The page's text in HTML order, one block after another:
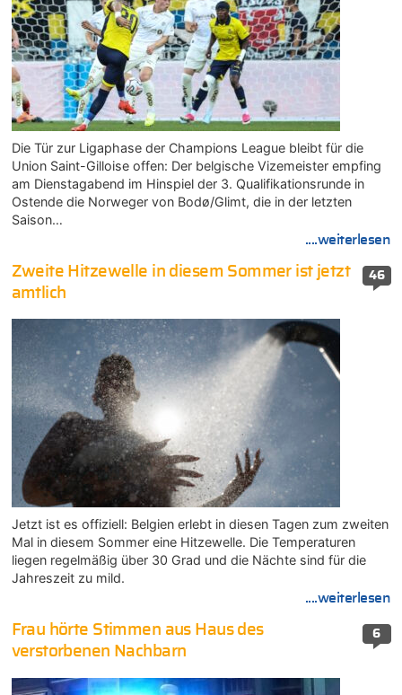
Die Tür zur Ligaphase der Champions League bleibt für die
Union Saint-Gilloise offen: Der belgische Vizemeister empfing
am Dienstagabend im Hinspiel der 3. Qualifikationsrunde in
Ostende die Norweger von Bodø/Glimt, die in der letzten
Saison…
....weiterlesen
46
Zweite Hitzewelle in diesem Sommer ist jetzt
amtlich
Jetzt ist es offiziell: Belgien erlebt in diesen Tagen zum zweiten
Mal in diesem Sommer eine Hitzewelle. Die Temperaturen
liegen regelmäßig über 30 Grad und die Nächte sind für die
Jahreszeit zu mild.
....weiterlesen
6
Frau hörte Stimmen aus Haus des
verstorbenen Nachbarn